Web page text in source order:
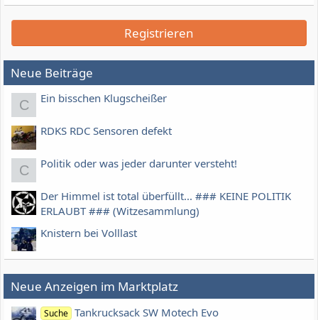
Registrieren
Neue Beiträge
C Ein bisschen Klugscheißer
RDKS RDC Sensoren defekt
C Politik oder was jeder darunter versteht!
Der Himmel ist total überfüllt... ### KEINE POLITIK
ERLAUBT ### (Witzesammlung)
Knistern bei Volllast
Neue Anzeigen im Marktplatz
Suche Tankrucksack SW Motech Evo